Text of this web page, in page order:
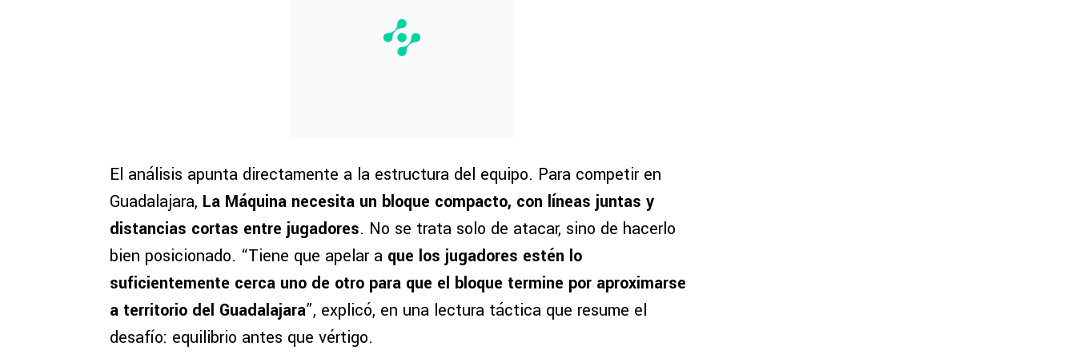
El análisis apunta directamente a la estructura del equipo. Para competir en
Guadalajara, La Máquina necesita un bloque compacto, con líneas juntas y
distancias cortas entre jugadores. No se trata solo de atacar, sino de hacerlo
bien posicionado. “Tiene que apelar a que los jugadores estén lo
suficientemente cerca uno de otro para que el bloque termine por aproximarse
a territorio del Guadalajara”, explicó, en una lectura táctica que resume el
desafío: equilibrio antes que vértigo.